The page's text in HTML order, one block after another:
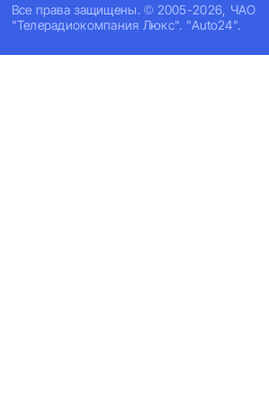
Все права защищены. © 2005-2026, ЧАО
"Телерадиокомпания Люкс". "Auto24".